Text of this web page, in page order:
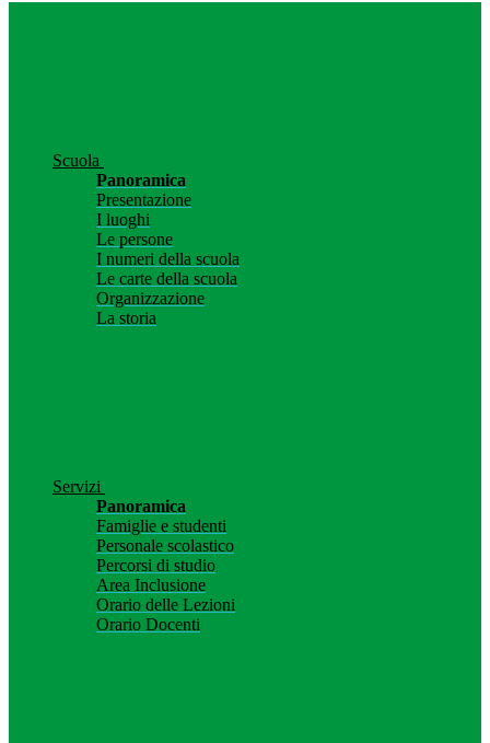
Scuola
Panoramica
Presentazione
I luoghi
Le persone
I numeri della scuola
Le carte della scuola
Organizzazione
La storia
Servizi
Panoramica
Famiglie e studenti
Personale scolastico
Percorsi di studio
Area Inclusione
Orario delle Lezioni
Orario Docenti